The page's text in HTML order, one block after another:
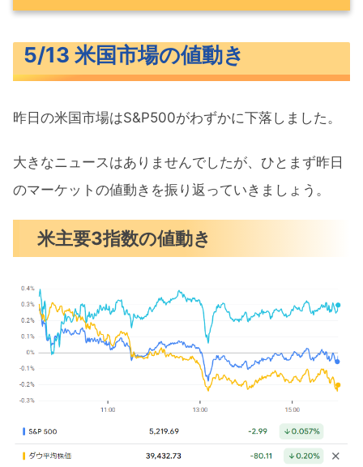
米主要3指数の値動き
S&P500ヒートマップ
セクター別パフォーマンス
S&P500チャート分析
米国市場のトピックス
1年先インフレ期待上昇を示すNY連銀
金利据え置きを示唆したFRB副議長
オープンAI新モデルGPT-4Oを発表
5月の注目イベントについて
5/13 米国市場の値動き
昨日の米国市場はS&P500がわずかに下落しました。
大きなニュースはありませんでしたが、ひとまず昨日
のマーケットの値動きを振り返っていきましょう。
米主要3指数の値動き